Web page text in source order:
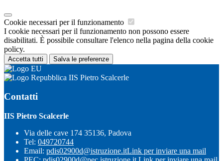
Cookie necessari per il funzionamento
I cookie necessari per il funzionamento non possono essere
disabilitati. È possibile consultare l'elenco nella pagina della cookie
policy.
Accetta tutti Salva le preferenze
IIS Pietro Scalcerle
Contatti
IIS Pietro Scalcerle
Via delle cave 174 35136, Padova
Tel: 049720744
Email: pdis02900d@istruzione.itLink per inviare una mail